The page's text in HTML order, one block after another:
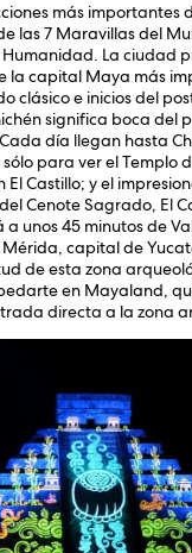
más importantes
las 7 Maravillas del
La ciudad
la capital Maya más
clásico e inicios del
significa boca del
día llegan hasta
para ver el Templo
Castillo; y el
Cenote Sagrado, El
a unos 45 minutos de
capital de
de esta zona
en Mayaland,
directa a la zona